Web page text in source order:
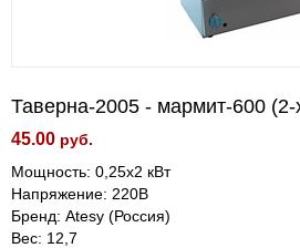
Таверна-2005 - мармит-600
45.00 руб.
Мощность: 0,25х2 кВт
Напряжение: 220В
Бренд: Atesy (Россия)
Вес: 12,7